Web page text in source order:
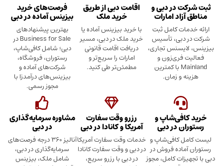
در دبی و
امارات
کامل ثبت
تأسیس
تجاری،
و
Mainland با کمترین
اقامت دبی از طریق
خرید ملک
با خرید بیزینس آماده یا
خرید ملک در دبی، مسیر
دریافت اقامت قانونی
امارات را سریع‌تر و
مطمئن‌تر طی کنید.
فرصت‌های خرید
بیزینس آماده در دبی
بهترین پیشنهادهای
Business for Sale در
دبی؛ شامل کافی‌شاپ،
رستوران، فروشگاه،
شرکت‌های آماده و
بیزینس‌های درآمدزا با
و
در دبی
و
فروش در
کامل، مجوز
رزرو وقت سفارت
آمریکا و کانادا در دبی
خدمات وقت سفارت آمریکا
در دبی و وقت سفارت کانادا
در دبی با رزرو سریع،
مشاوره سرمایه‌گذاری
در دبی
آنالیز ۳۶۰ درجه فرصت‌های
سرمایه‌گذاری در دبی،
شامل ملک، بیزینس